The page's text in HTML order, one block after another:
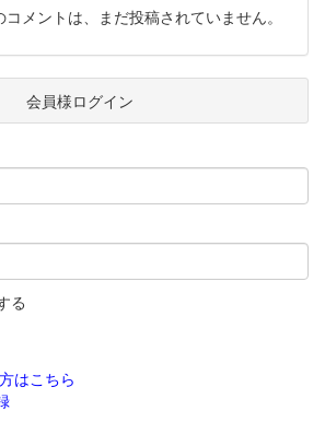
メントは、まだ投稿されていません。
会員様ログイン
る
はこちら